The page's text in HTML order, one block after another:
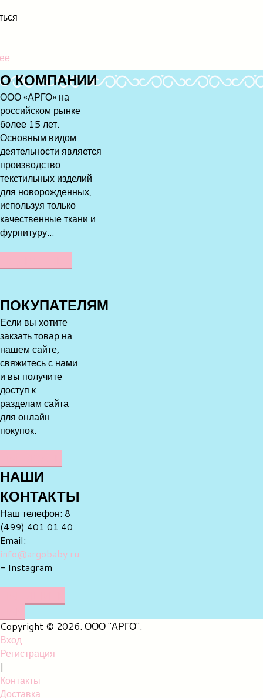
ОКОМПАНИИ
ООО «АРГО» на
российском рынке
более 15 лет.
Основным видом
деятельности является
производство
текстильных изделий
для новорожденных,
используя только
качественные ткани и
фурнитуру...
ПОКУПАТЕЛЯМ
Если вы хотите
закзать товар на
нашем сайте,
свяжитесь с нами
и вы получите
доступ к
разделам сайта
для онлайн
покупок.
НАШИ
КОНТАКТЫ
Наш телефон: 8
(499) 401 01 40
Email:
info@argobaby.ru
- Instagram
Copyright © 2026. ООО "АРГО".
Вход
Регистрация
|
Контакты
Доставка